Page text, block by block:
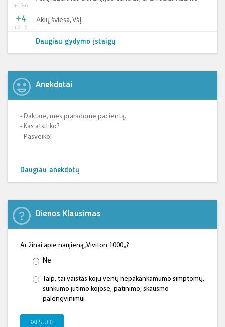
+15-6
+9 -5
+4 Akių šviesa, VšĮ
Daugiau gydymo įstaigų
Anekdotai
- Daktare, mes praradome pacientą.
- Kas atsitiko?
- Pasveiko!
Daugiau anekdotų
Dienos Klausimas
Ar žinai apie naujieną „Viviton 1000 „?
Ne
Taip, tai vaistas kojų venų nepakankamumo simptomų,
sunkumo jutimo kojose, patinimo, skausmo
palengvinimui
BALSUOTI